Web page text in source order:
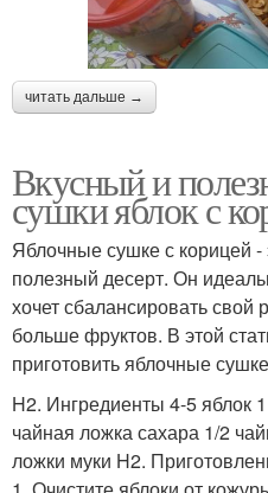
читать дальше →
Вкусный и
сушки яблок с
Яблочные сушке с корицей -
полезный десерт. Он
хочет сбалансировать свой
больше фруктов. В этой
приготовить яблочные
H2. Ингредиенты 4-5 яблок
чайная ложка сахара 1/2
ложки муки H2.